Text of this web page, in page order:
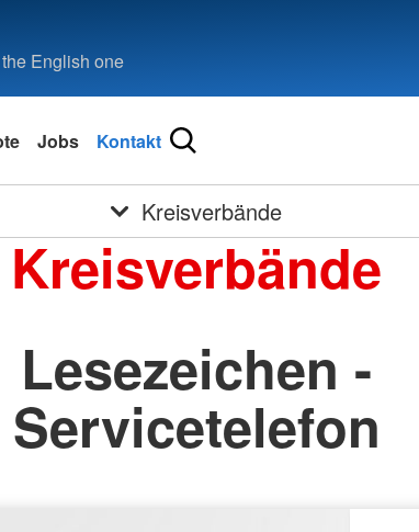
English one
Jobs Kontakt
Kreisverbände
Kreisverbände
Lesezeichen -
Servicetelefon